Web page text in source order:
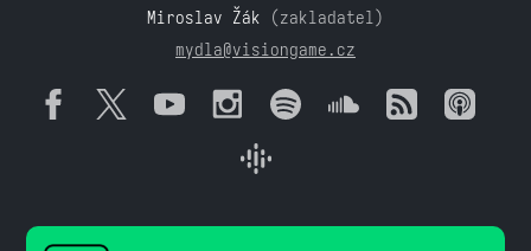
Miroslav Žák (zakladatel)
mydla@visiongame.cz